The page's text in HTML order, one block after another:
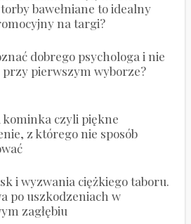
bawełniane to idealny
na targi?
dobrego psychologa i nie
przy pierwszym wyborze?
kominka czyli piękne
z którego nie sposób
i wyzwania ciężkiego taboru.
po uszkodzeniach w
zagłębiu